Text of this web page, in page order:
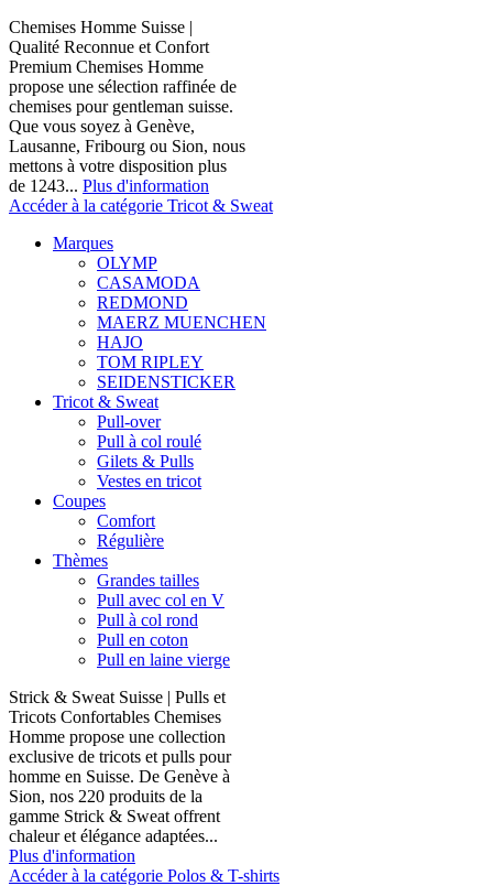
Chemises Homme Suisse |
Qualité Reconnue et Confort
Premium Chemises Homme
propose une sélection raffinée de
chemises pour gentleman suisse.
Que vous soyez à Genève,
Lausanne, Fribourg ou Sion, nous
mettons à votre disposition plus
de 1243... Plus d'information
Accéder à la catégorie Tricot & Sweat
Marques
OLYMP
CASAMODA
REDMOND
MAERZ MUENCHEN
HAJO
TOM RIPLEY
SEIDENSTICKER
Tricot & Sweat
Pull-over
Pull à col roulé
Gilets & Pulls
Vestes en tricot
Coupes
Comfort
Régulière
Thèmes
Grandes tailles
Pull avec col en V
Pull à col rond
Pull en coton
Pull en laine vierge
Strick & Sweat Suisse | Pulls et
Tricots Confortables Chemises
Homme propose une collection
exclusive de tricots et pulls pour
homme en Suisse. De Genève à
Sion, nos 220 produits de la
gamme Strick & Sweat offrent
chaleur et élégance adaptées...
Plus d'information
Accéder à la catégorie Polos & T-shirts